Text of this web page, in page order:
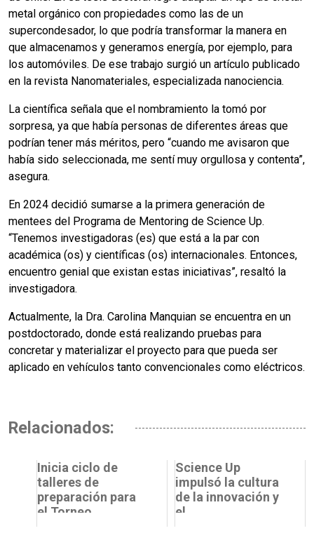
metal orgánico con propiedades como las de un
supercondesador, lo que podría transformar la manera en
que almacenamos y generamos energía, por ejemplo, para
los automóviles. De ese trabajo surgió un artículo publicado
en la revista Nanomateriales, especializada nanociencia.
La científica señala que el nombramiento la tomó por
sorpresa, ya que había personas de diferentes áreas que
podrían tener más méritos, pero “cuando me avisaron que
había sido seleccionada, me sentí muy orgullosa y contenta”,
asegura.
En 2024 decidió sumarse a la primera generación de
mentees del Programa de Mentoring de Science Up.
“Tenemos investigadoras (es) que está a la par con
académica (os) y científicas (os) internacionales. Entonces,
encuentro genial que existan estas iniciativas”, resaltó la
investigadora.
Actualmente, la Dra. Carolina Manquian se encuentra en un
postdoctorado, donde está realizando pruebas para
concretar y materializar el proyecto para que pueda ser
aplicado en vehículos tanto convencionales como eléctricos.
Relacionados:
Inicia ciclo de
talleres de
preparación para
el Torneo
Science Up
impulsó la cultura
de la innovación y
el